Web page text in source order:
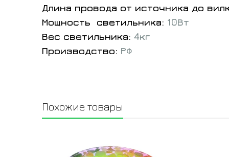
Длина провода от источника до
Мощность светильника: 10Вт
Вес светильника: 4кг
Производство: РФ
Похожие товары